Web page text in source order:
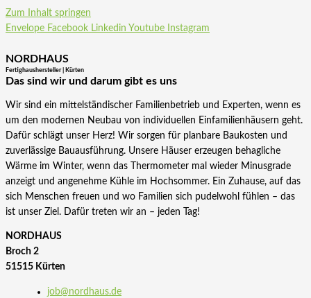
Zum Inhalt springen
Envelope Facebook Linkedin Youtube Instagram
NORDHAUS
Fertighaushersteller | Kürten
Das sind wir und darum gibt es uns
Wir sind ein mittelständischer Familienbetrieb und Experten, wenn es
um den modernen Neubau von individuellen Einfamilienhäusern geht.
Dafür schlägt unser Herz! Wir sorgen für planbare Baukosten und
zuverlässige Bauausführung. Unsere Häuser erzeugen behagliche
Wärme im Winter, wenn das Thermometer mal wieder Minusgrade
anzeigt und angenehme Kühle im Hochsommer. Ein Zuhause, auf das
sich Menschen freuen und wo Familien sich pudelwohl fühlen – das
ist unser Ziel. Dafür treten wir an – jeden Tag!
NORDHAUS
Broch 2
51515 Kürten
job@nordhaus.de